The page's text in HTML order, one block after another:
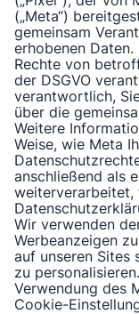
(„Meta“)
gemeinsam
erhobenen
Rechte von
der DSGVO
verantwortlich,
über die
Weitere
Weise, wie Meta
anschließend als
weiterverarbeitet,
Wir verwenden
Werbeanzeigen
auf unseren Sites
zu
Verwendung des
Cookie-